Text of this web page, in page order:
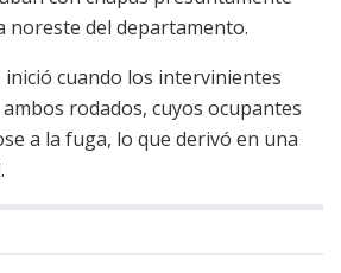
noreste del departamento.
inició cuando los intervinientes
rodados, cuyos ocupantes
a la fuga, lo que derivó en una